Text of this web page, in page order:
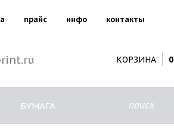
прайс инфо контакты
КОРЗИНА 0
поиск
БУМАГА